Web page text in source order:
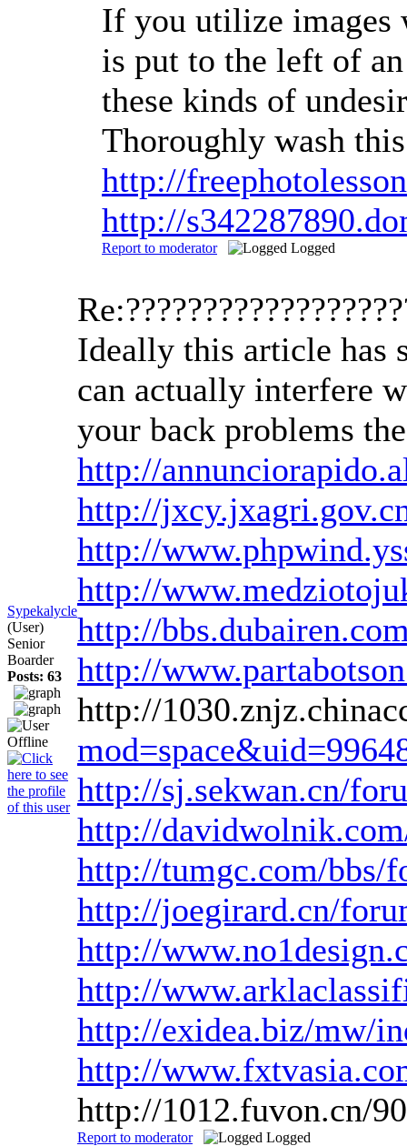
If you utilize images
is put to the left of
these kinds of
Thoroughly wash
http://
http://
Report to moderator Logged
Sypekalycle
(User)
Senior
Boarder
Posts: 63
Ideally this article has
can actually interfere
your back problems
http://
http://
http://
http://
http://
http://
http://
http://sj.sekwan.cn/
http://
http://tumgc.com/bbs/
http://joegirard.cn/
http://
http://
http://exidea.biz/mw/
http://
http://1012.fuvon.cn/
Report to moderator Logged